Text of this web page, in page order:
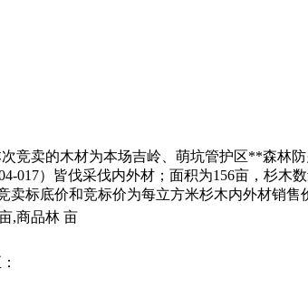
竞卖的木材为本场吉岭、萌坑管护区**森林
017）皆伐采伐内外材；面积为156亩，杉木
卖标底价和竞标价为每立方米杉木内外材销
,商品林 亩